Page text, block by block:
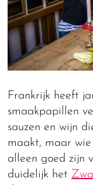
Frankrijk heeft
smaakpapillen
sauzen en wijn
maakt, maar
alleen goed zijn
duidelijk het